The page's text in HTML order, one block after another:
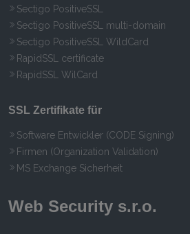
Sectigo PositiveSSL
Sectigo PositiveSSL multi-domain
Sectigo PositiveSSL WildCard
RapidSSL certificate
RapidSSL WilCard
SSL Zertifikate für
Software Entwickler (CODE Signing)
Firmen (Organization Validation)
MS Exchange Sicherheit
Web Security s.r.o.